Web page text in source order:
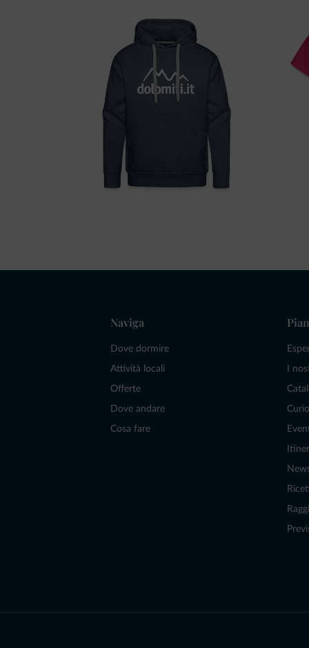
Naviga
Dove dormire
Attività locali
Offerte
Dove andare
Cosa fare
I